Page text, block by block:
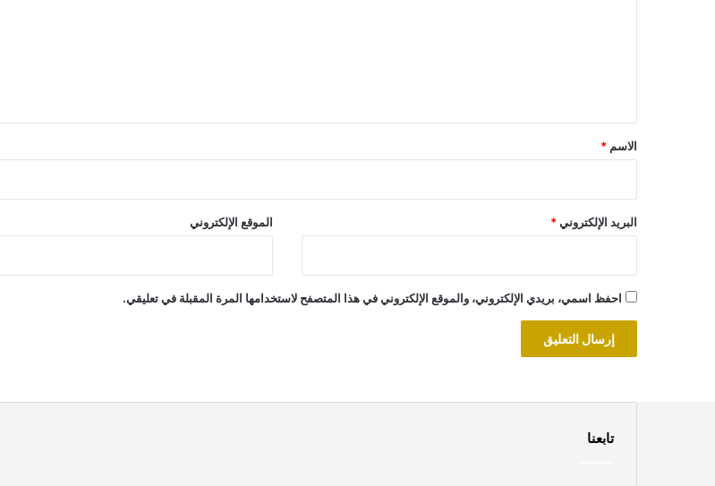
*
الاسم *
البريد الإلكتروني* الموقع الإلكتروني
احفظ اسمي، بريدي الإلكتروني، والموقع الإلكتروني في هذا المتصفح لاستخدامها المرة المقبلة في تعليقي.
تابعنا